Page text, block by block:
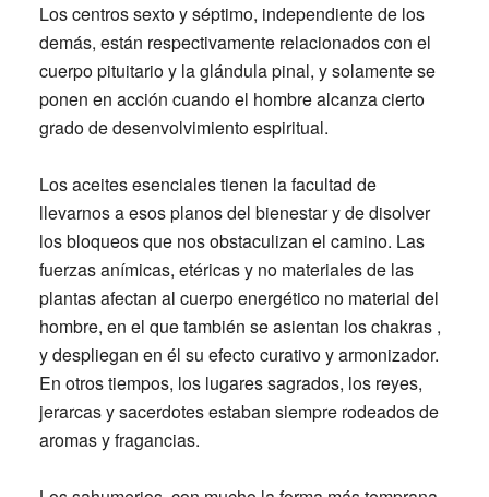
Los centros sexto y séptimo, independiente de los
demás, están respectivamente relacionados con el
cuerpo pituitario y la glándula pinal, y solamente se
ponen en acción cuando el hombre alcanza cierto
grado de desenvolvimiento espiritual.
Los aceites esenciales tienen la facultad de
llevarnos a esos planos del bienestar y de disolver
los bloqueos que nos obstaculizan el camino. Las
fuerzas anímicas, etéricas y no materiales de las
plantas afectan al cuerpo energético no material del
hombre, en el que también se asientan los chakras ,
y despliegan en él su efecto curativo y armonizador.
En otros tiempos, los lugares sagrados, los reyes,
jerarcas y sacerdotes estaban siempre rodeados de
aromas y fragancias.